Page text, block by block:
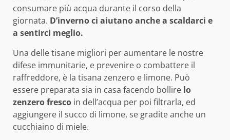
consumare più acqua durante il corso della
giornata. D’inverno ci aiutano anche a scaldarci e
a sentirci meglio.
Una delle tisane migliori per aumentare le nostre
difese immunitarie, e prevenire o combattere il
raffreddore, è la tisana zenzero e limone. Può
essere preparata sia in casa facendo bollire lo
zenzero fresco in dell’acqua per poi filtrarla, ed
aggiungere il succo di limone, se gradite anche un
cucchiaino di miele.